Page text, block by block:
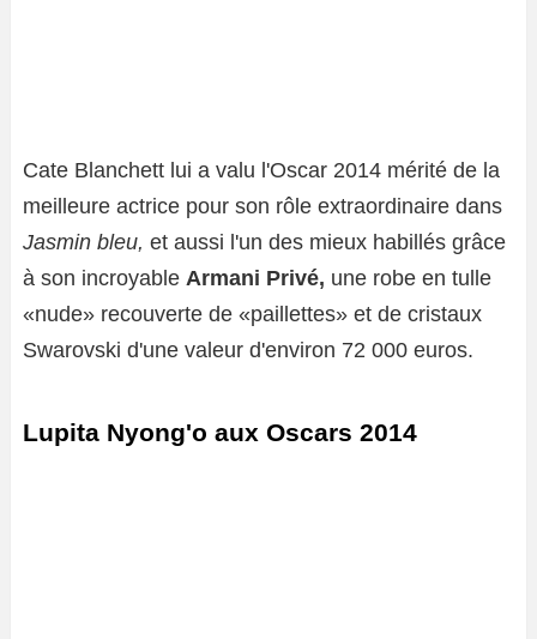
Cate Blanchett lui a valu l'Oscar 2014 mérité de la
meilleure actrice pour son rôle extraordinaire dans
Jasmin bleu, et aussi l'un des mieux habillés grâce
à son incroyable Armani Privé, une robe en tulle
«nude» recouverte de «paillettes» et de cristaux
Swarovski d'une valeur d'environ 72 000 euros.
Lupita Nyong'o aux Oscars 2014